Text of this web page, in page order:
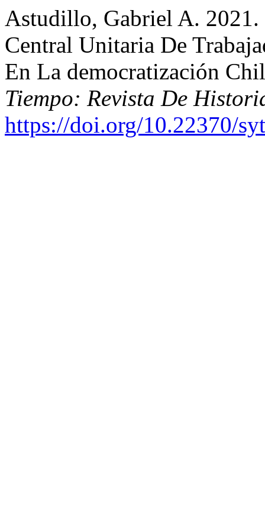
Astudillo, Gabriel A. 2021.
Central Unitaria De
En La democratización
Tiempo: Revista De
https://doi.org/10.22370/